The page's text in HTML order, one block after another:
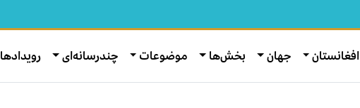
افغانستان جهان بخش‌ها موضوعات چندرسانه‌ای رویدادها